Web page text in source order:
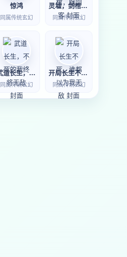
惊鸿
同属传统玄幻
灵墟，剑棺，瞎剑客
同属传统玄幻
武道长生，不死的我终将无敌
同属传统玄幻
开局长生不死，谁都以为我无敌
同属传统玄幻